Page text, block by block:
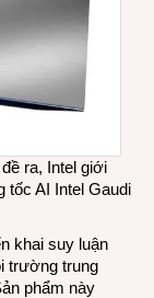
ra, Intel giới
tốc AI Intel Gaudi
khai suy luận
trường trung
phẩm này